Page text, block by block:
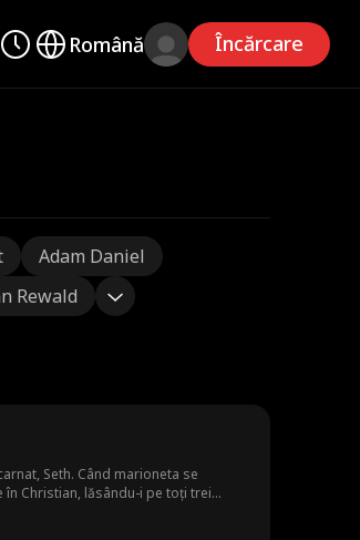
Română Încărcare
Adam Daniel
Rewald
Seth. Când marioneta se
în Christian, lăsându-i pe toți trei